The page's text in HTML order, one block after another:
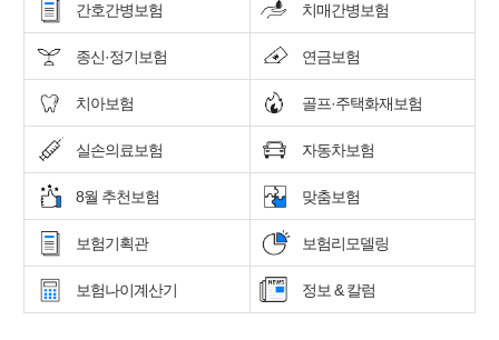
간호간병보험 치매간병보험
종신·정기보험 연금보험
치아보험 골프·주택화재보험
실손의료보험 자동차보험
8월 추천보험 맞춤보험
보험기획관 보험리모델링
보험나이계산기 정보 & 칼럼